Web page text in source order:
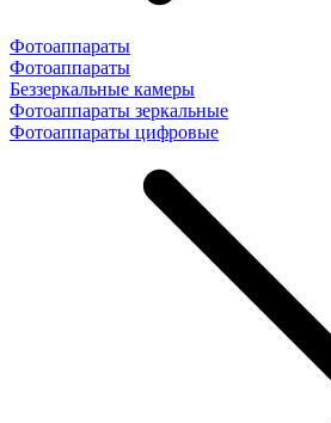
Фотоаппараты
Фотоаппараты
Беззеркальные камеры
Фотоаппараты зеркальные
Фотоаппараты цифровые